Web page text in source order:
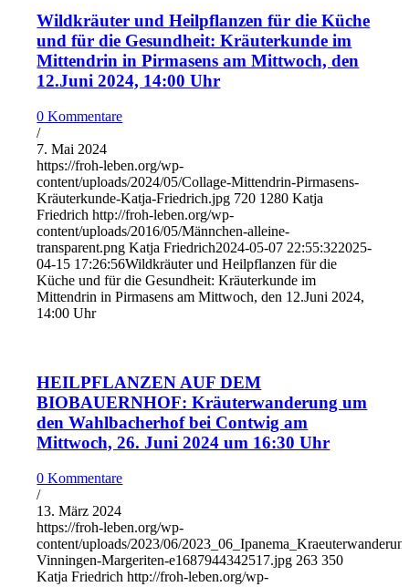
Wildkräuter und Heilpflanzen für die Küche
und für die Gesundheit: Kräuterkunde im
Mittendrin in Pirmasens am Mittwoch, den
12.Juni 2024, 14:00 Uhr
0 Kommentare
/
7. Mai 2024
https://froh-leben.org/wp-
content/uploads/2024/05/Collage-Mittendrin-Pirmasens-
Kräuterkunde-Katja-Friedrich.jpg 720 1280 Katja
Friedrich http://froh-leben.org/wp-
content/uploads/2016/05/Männchen-alleine-
transparent.png Katja Friedrich2024-05-07 22:55:322025-
04-15 17:26:56Wildkräuter und Heilpflanzen für die
Küche und für die Gesundheit: Kräuterkunde im
Mittendrin in Pirmasens am Mittwoch, den 12.Juni 2024,
14:00 Uhr
HEILPFLANZEN AUF DEM
BIOBAUERNHOF: Kräuterwanderung um
den Wahlbacherhof bei Contwig am
Mittwoch, 26. Juni 2024 um 16:30 Uhr
0 Kommentare
/
13. März 2024
https://froh-leben.org/wp-
content/uploads/2023/06/
Vinningen-Margeriten-e1687944342517.jpg 263 350
Katja Friedrich http://froh-leben.org/wp-